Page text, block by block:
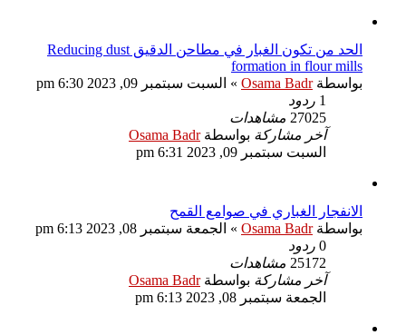
الحد من تكون الغبار في مطاحن الدقيق Reducing dust
formation in flour mills
بواسطةOsama Badr
» السبت سبتمبر 09, 2023 6:30 pm
1 ردود
27025 مشاهدات
آخر مشاركة بواسطةOsama Badr
السبت سبتمبر 09, 2023 6:31 pm
الانفجار الغباري في صوامع القمح
بواسطةOsama Badr
» الجمعة سبتمبر 08, 2023 6:13 pm
0 ردود
25172 مشاهدات
آخر مشاركة بواسطةOsama Badr
الجمعة سبتمبر 08, 2023 6:13 pm